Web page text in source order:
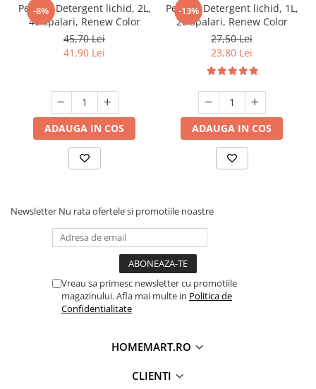
-8%
Perwoll Detergent lichid, 2L,
40 spalari, Renew Color
45,70 Lei
41,90 Lei
ADAUGA IN COS
-13%
Perwoll Detergent lichid, 1L,
20 spalari, Renew Color
27,50 Lei
23,80 Lei
ADAUGA IN COS
Newsletter Nu rata ofertele si promotiile noastre
Vreau sa primesc newsletter cu promotiile
magazinului. Afla mai multe in Politica de
Confidentialitate
HOMEMART.RO
CLIENTI